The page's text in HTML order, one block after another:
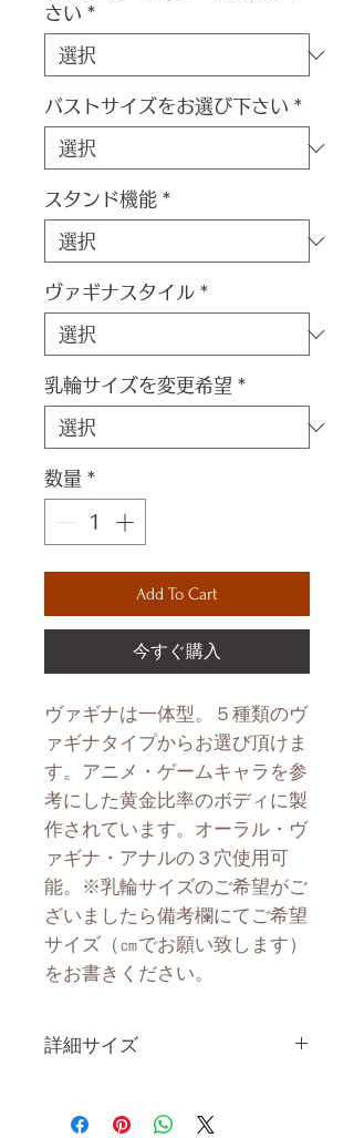
さい *
バストサイズをお選び下さい *
スタンド機能 *
ヴァギナスタイル *
乳輪サイズを変更希望 *
数量 *
Add To Cart
今すぐ購入
ヴァギナは一体型。５種類のヴ
ァギナタイプからお選び頂けま
す。アニメ・ゲームキャラを参
考にした黄金比率のボディに製
作されています。オーラル・ヴ
ァギナ・アナルの３穴使用可
能。※乳輪サイズのご希望がご
ざいましたら備考欄にてご希望
サイズ（㎝でお願い致します）
をお書きください。
詳細サイズ